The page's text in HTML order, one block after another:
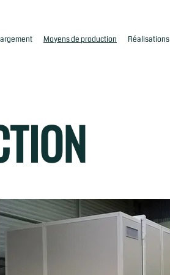
Moyens de production Réalisations